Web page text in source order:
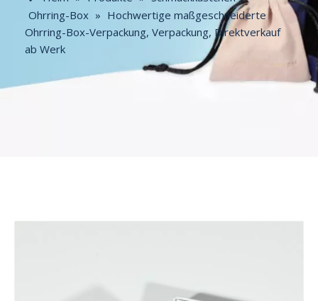
Ohrring-Box » Hochwertige maßgeschneiderte
Ohrring-Box-Verpackung, Verpackung, Direktverkauf
ab Werk